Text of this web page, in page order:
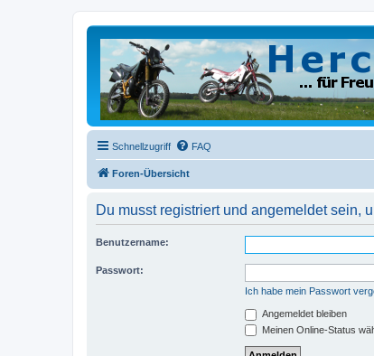
Schnellzugriff FAQ
Foren-Übersicht
Du musst registriert und angemeldet sein,
Benutzername:
Passwort:
Ich habe mein Passwort
Angemeldet bleiben
Meinen Online-Status